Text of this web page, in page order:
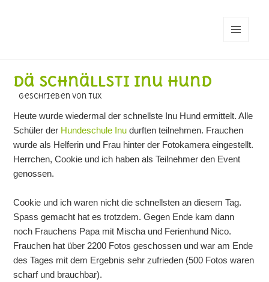
Dä schnällsti Inu Hund
geschrieben von Tux
Heute wurde wiedermal der schnellste Inu Hund ermittelt. Alle
Schüler der Hundeschule Inu durften teilnehmen. Frauchen
wurde als Helferin und Frau hinter der Fotokamera eingestellt.
Herrchen, Cookie und ich haben als Teilnehmer den Event
genossen.
Cookie und ich waren nicht die schnellsten an diesem Tag.
Spass gemacht hat es trotzdem. Gegen Ende kam dann
noch Frauchens Papa mit Mischa und Ferienhund Nico.
Frauchen hat über 2200 Fotos geschossen und war am Ende
des Tages mit dem Ergebnis sehr zufrieden (500 Fotos waren
scharf und brauchbar).